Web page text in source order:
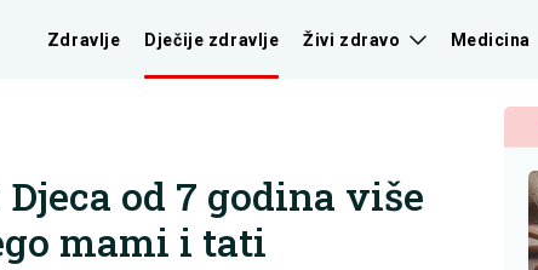
Zdravlje Dječije zdravlje Živi zdravo Medicina
od 7 godina više
mami i tati